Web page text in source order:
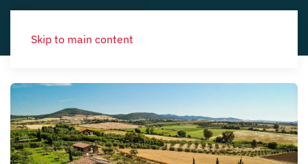
Skip to main content